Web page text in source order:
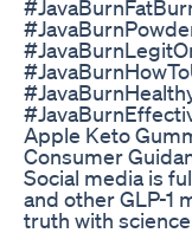
Apple Keto
Consumer
Social media is
and other GLP-1
truth with